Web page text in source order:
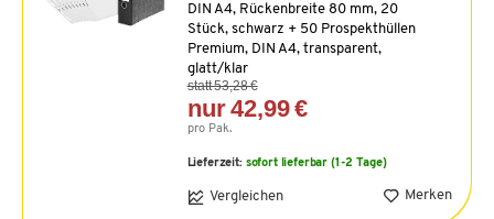
DIN A4, Rückenbreite 80 mm, 20
Stück, schwarz + 50 Prospekthüllen
Premium, DIN A4, transparent,
glatt/klar
statt 53,28 €
nur 42,99 €
pro Pak.
Lieferzeit: sofort lieferbar (1-2 Tage)
Vergleichen Merken